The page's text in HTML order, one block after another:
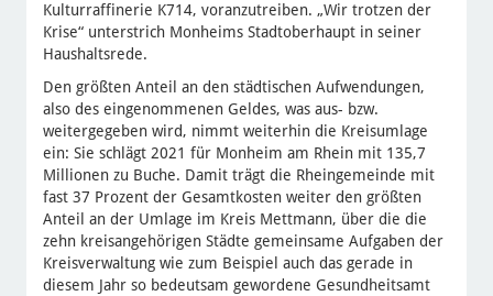
Kulturraffinerie K714, voranzutreiben. „Wir trotzen der
Krise“ unterstrich Monheims Stadtoberhaupt in seiner
Haushaltsrede.
Den größten Anteil an den städtischen Aufwendungen,
also des eingenommenen Geldes, was aus- bzw.
weitergegeben wird, nimmt weiterhin die Kreisumlage
ein: Sie schlägt 2021 für Monheim am Rhein mit 135,7
Millionen zu Buche. Damit trägt die Rheingemeinde mit
fast 37 Prozent der Gesamtkosten weiter den größten
Anteil an der Umlage im Kreis Mettmann, über die die
zehn kreisangehörigen Städte gemeinsame Aufgaben der
Kreisverwaltung wie zum Beispiel auch das gerade in
diesem Jahr so bedeutsam gewordene Gesundheitsamt